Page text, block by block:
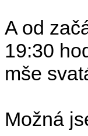
A od
19:30
mše
Možná